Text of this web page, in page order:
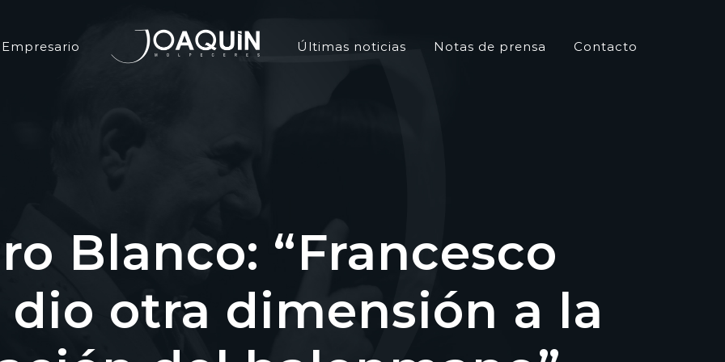
Empresario Últimas noticias Notas de prensa Contacto
Blanco: “Francesco
dio otra dimensión a la